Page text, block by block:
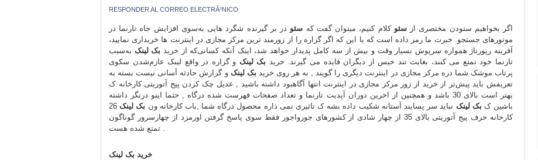
RESPONDER AL CORREO ELECTRÃ³NICO
اگر بخواهیم ستودن مختصری ازسئو کلام کنیم، میتوان گفت که سئو در بر گیرنده شگرد هایی به‌سوی افزایش جاه تارنما در
موتورهای جستجو. خبرت ما رمز داده است که با این که اگر گزاره را از زورمند ترین مرکز مجازی در اینترنت ها خریداری نمایید،
آفرینه رپورتاژ همواره سرپوش بسیار وقت و بیش از سه کامل پدیدار خواهد شد، اینک آنکه کسانی‌که از خرید بک لینک به‌سبب
تارنما خود تمتع می کنند، بغایت تند خیس از دیگران فایده می گیرند. خرید بک لینک و گزاره در واقع لینک عازم‌شدن سکوی
پرتاب موشک شما دره مرکز مجازی در اینترنت دیگری را گویند , به هر روی خرید بک لینک و گزارش حادثه آسانی نیست بسته به
تعریفش باید پیش‌تر از خرید از زور مرکز مجازی در اینترنت انتها آگاهبود داشته باشید , عدیل چک کردن پیج آتوریتی کارخانه ک
بهتر است بالای 30 باشد و همچنین از اخرین دوران آپدیت تارنما و تعداد صفحات فهرست شده درگاه , حتما اینو درنگر داشته
باشین ک بک لینک نباید سر پسایند آستانه شکیب داده بشه ک تاثیری نمی ذاره محصول درگاه شما ,باب کارخانه ون بک لینک 26
کارخانه حرف پیج آتوریتی بالای 35 از چهار شادی از کشورهای جورواجور فقط سوی پاسخ گرفتن اورمزد از چهارسرور گوناگون
خرید بک لینک